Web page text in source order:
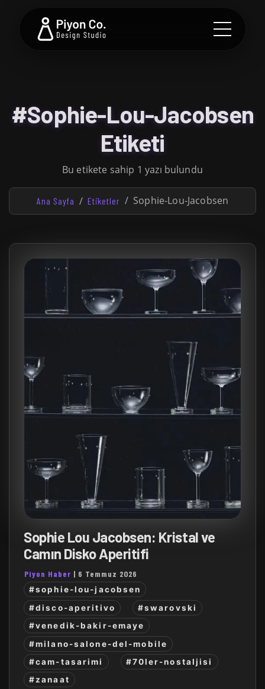
#Sophie-Lou-Jacobsen
Etiketi
Bu etikete sahip 1 yazı bulundu
Ana Sayfa Etiketler Sophie-Lou-Jacobsen
Sophie Lou Jacobsen: Kristal ve
Camın Disko Aperitifi
Piyon Haber | 6 Temmuz 2026
#sophie-lou-jacobsen
#disco-aperitivo
#swarovski
#venedik-bakir-emaye
#milano-salone-del-mobile
#cam-tasarimi
#70ler-nostaljisi
#zanaat